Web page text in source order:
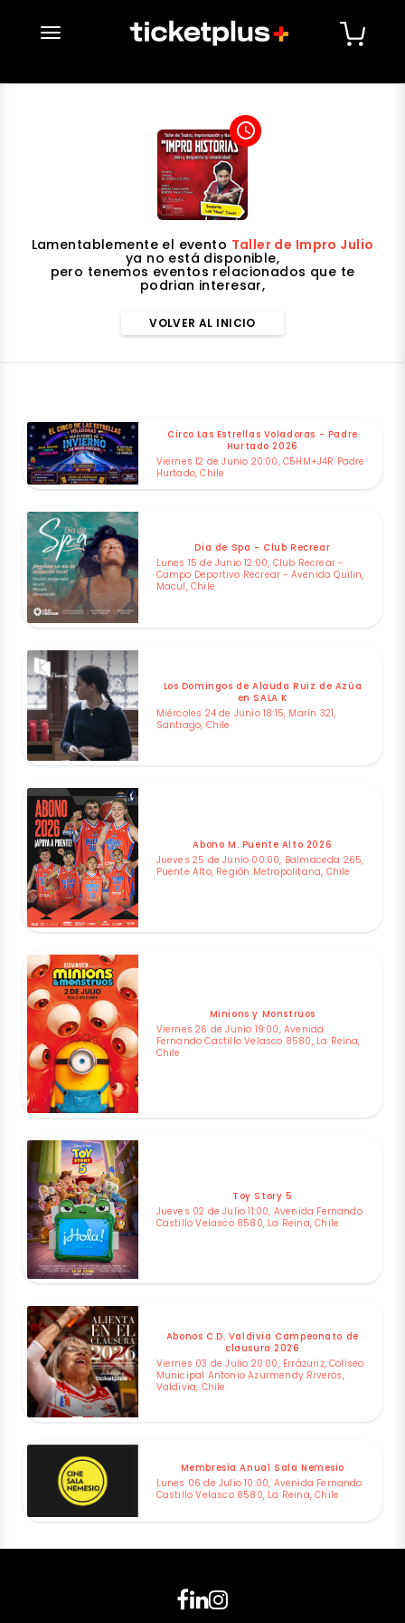
desplegar navegación
access_time
Lamentablemente el evento Taller de Impro Julio
ya no está disponible,
pero tenemos eventos relacionados que te
podrian interesar,
VOLVER AL INICIO
Circo Las Estrellas Voladoras - Padre
Hurtado 2026
Viernes 12 de Junio 20:00, C5HM+J4R Padre
Hurtado, Chile
Dia de Spa - Club Recrear
Lunes 15 de Junio 12:00, Club Recrear -
Campo Deportivo Recrear - Avenida Quilin,
Macul, Chile
Los Domingos de Alauda Ruiz de Azúa
en SALA K
Miércoles 24 de Junio 18:15, Marín 321,
Santiago, Chile
Abono M. Puente Alto 2026
Jueves 25 de Junio 00:00, Balmaceda 265,
Puente Alto, Región Metropolitana, Chile
Minions y Monstruos
Viernes 26 de Junio 19:00, Avenida
Fernando Castillo Velasco 8580, La Reina,
Chile
Toy Story 5
Jueves 02 de Julio 11:00, Avenida Fernando
Castillo Velasco 8580, La Reina, Chile
Abonos C.D. Valdivia Campeonato de
clausura 2026
Viernes 03 de Julio 20:00, Errázuriz, Coliseo
Municipal Antonio Azurmendy Riveros,
Valdivia, Chile
Membresía Anual Sala Nemesio
Lunes 06 de Julio 10:00, Avenida Fernando
Castillo Velasco 8580, La Reina, Chile